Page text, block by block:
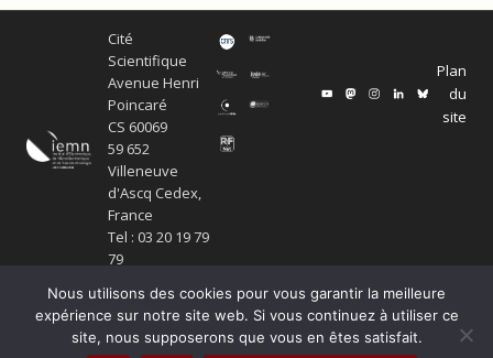
Cité
Scientifique
Avenue Henri
Poincaré
CS 60069
59 652
Villeneuve
d'Ascq Cedex,
France
Tel : 03 20 19 79
79
Plan
du
site
© Copyright Service ECM et pôle SISR 2024
Nous utilisons des cookies pour vous garantir la meilleure
expérience sur notre site web. Si vous continuez à utiliser ce
site, nous supposerons que vous en êtes satisfait.